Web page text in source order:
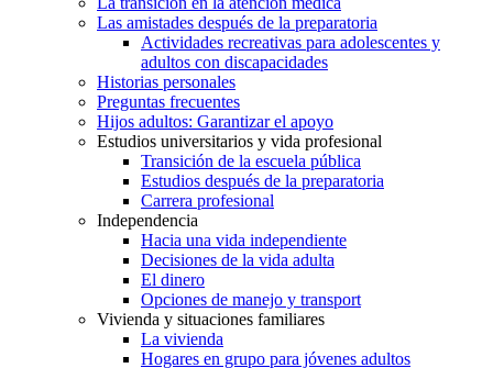
Las amistades después de la preparatoria
Actividades recreativas para adolescentes y
adultos con discapacidades
Historias personales
Preguntas frecuentes
Hijos adultos: Garantizar el apoyo
Estudios universitarios y vida profesional
Transición de la escuela pública
Estudios después de la preparatoria
Carrera profesional
Independencia
Hacia una vida independiente
Decisiones de la vida adulta
El dinero
Opciones de manejo y transport
Vivienda y situaciones familiares
La vivienda
Hogares en grupo para jóvenes adultos